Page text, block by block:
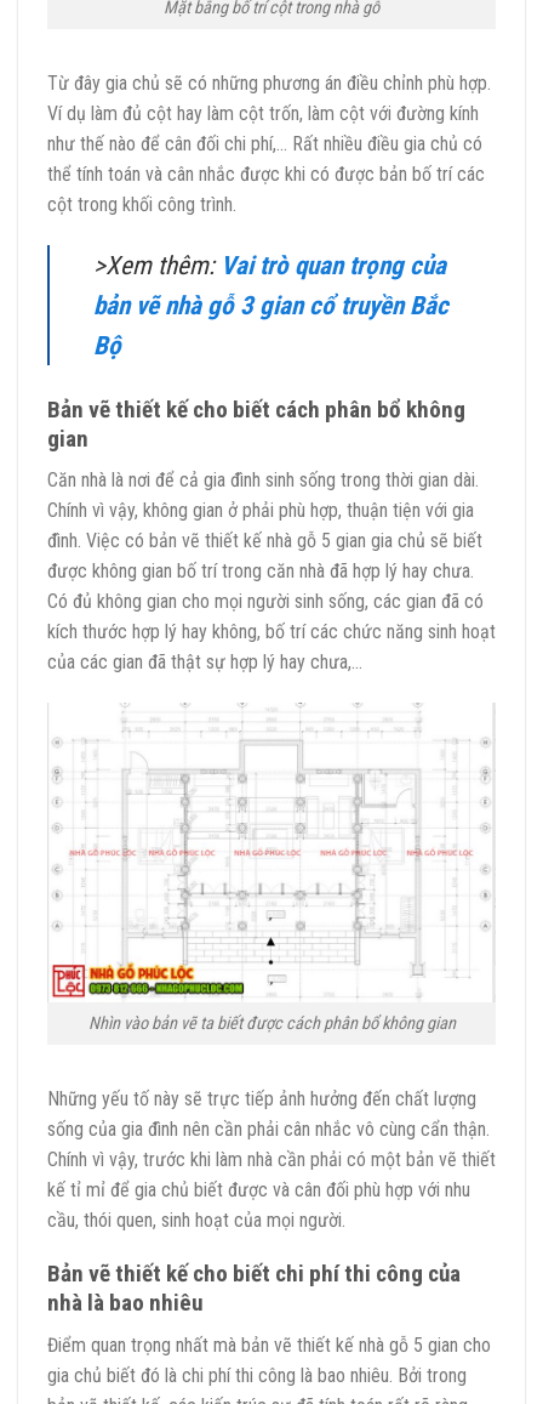
Mặt bằng bố trí cột trong nhà gỗ
Từ đây gia chủ sẽ có những phương án điều chỉnh phù hợp.
Ví dụ làm đủ cột hay làm cột trốn, làm cột với đường kính
như thế nào để cân đối chi phí,… Rất nhiều điều gia chủ có
thể tính toán và cân nhắc được khi có được bản bố trí các
cột trong khối công trình.
>Xem thêm:Vai trò quan trọng của
bản vẽ nhà gỗ 3 gian cổ truyền Bắc
Bộ
Bản vẽ thiết kế cho biết cách phân bổ không
gian
Căn nhà là nơi để cả gia đình sinh sống trong thời gian dài.
Chính vì vậy, không gian ở phải phù hợp, thuận tiện với gia
đình. Việc có bản vẽ thiết kế nhà gỗ 5 gian gia chủ sẽ biết
được không gian bố trí trong căn nhà đã hợp lý hay chưa.
Có đủ không gian cho mọi người sinh sống, các gian đã có
kích thước hợp lý hay không, bố trí các chức năng sinh hoạt
của các gian đã thật sự hợp lý hay chưa,…
Nhìn vào bản vẽ ta biết được cách phân bổ không gian
Những yếu tố này sẽ trực tiếp ảnh hưởng đến chất lượng
sống của gia đình nên cần phải cân nhắc vô cùng cẩn thận.
Chính vì vậy, trước khi làm nhà cần phải có một bản vẽ thiết
kế tỉ mỉ để gia chủ biết được và cân đối phù hợp với nhu
cầu, thói quen, sinh hoạt của mọi người.
Bản vẽ thiết kế cho biết chi phí thi công của
nhà là bao nhiêu
Điểm quan trọng nhất mà bản vẽ thiết kế nhà gỗ 5 gian cho
gia chủ biết đó là chi phí thi công là bao nhiêu. Bởi trong